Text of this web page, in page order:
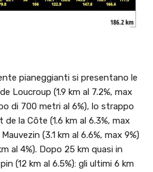
pianeggianti si presentano le
Loucroup (1.9 km al 7.2%, max
di 700 metri al 6%), lo strappo
la Côte (1.6 km al 6.3%, max
(3.1 km al 6.6%, max 9%)
al 4%). Dopo 25 km quasi in
(12 km al 6.5%): gli ultimi 6 km